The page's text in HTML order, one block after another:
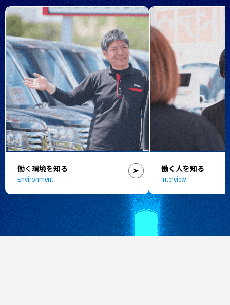
働く環境を知る
Environment
働く人を知る
Interview